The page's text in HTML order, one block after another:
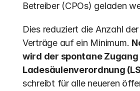
Betreiber (CPOs) geladen
Dies reduziert die Anzahl
Verträge auf ein Minimum.
wird der spontane
Ladesäulenverordnung
schreibt für alle neueren